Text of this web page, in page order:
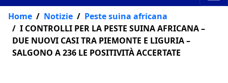
Home Notizie
Peste suina africana
I CONTROLLI PER LA PESTE SUINA AFRICANA –
DUE NUOVI CASI TRA PIEMONTE E LIGURIA –
SALGONO A 236 LE POSITIVITÀ ACCERTATE